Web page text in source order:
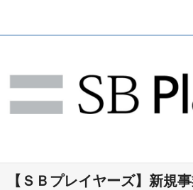
【ＳＢプレイヤーズ】新規